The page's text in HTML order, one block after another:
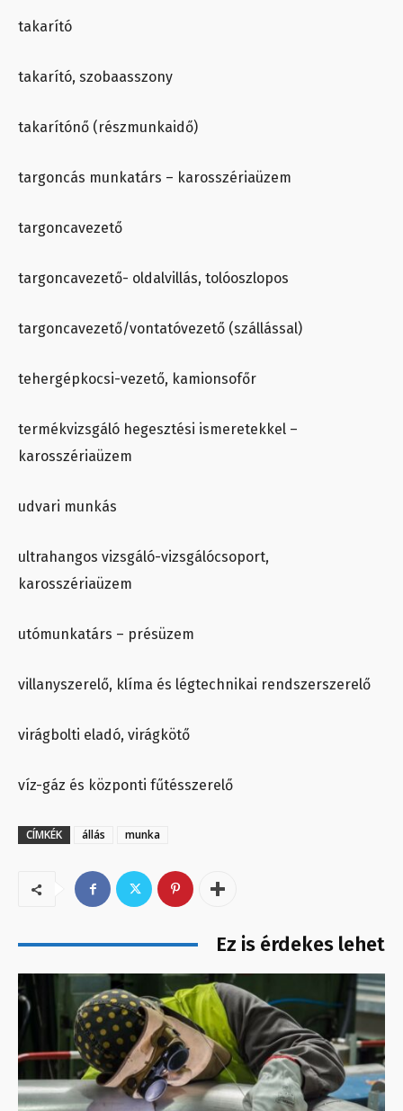
takarító
takarító, szobaasszony
takarítónő (részmunkaidő)
targoncás munkatárs – karosszériaüzem
targoncavezető
targoncavezető- oldalvillás, tolóoszlopos
targoncavezető/vontatóvezető (szállással)
tehergépkocsi-vezető, kamionsofőr
termékvizsgáló hegesztési ismeretekkel –
karosszériaüzem
udvari munkás
ultrahangos vizsgáló-vizsgálócsoport,
karosszériaüzem
utómunkatárs – présüzem
villanyszerelő, klíma és légtechnikai rendszerszerelő
virágbolti eladó, virágkötő
víz-gáz és központi fűtésszerelő
CÍMKÉK állás munka
Ez is érdekes lehet